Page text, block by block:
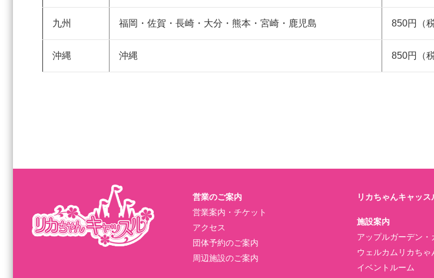
九州 福岡・佐賀・長崎・大分・熊本・宮崎・鹿児島 850円（
沖縄 沖縄 850円（
営業のご案内
営業案内・チケット
アクセス
団体予約のご案内
周辺施設のご案内
リカちゃんキャッ
施設案内
アップルガーデン・
ウェルカムリカちゃ
イベントルーム